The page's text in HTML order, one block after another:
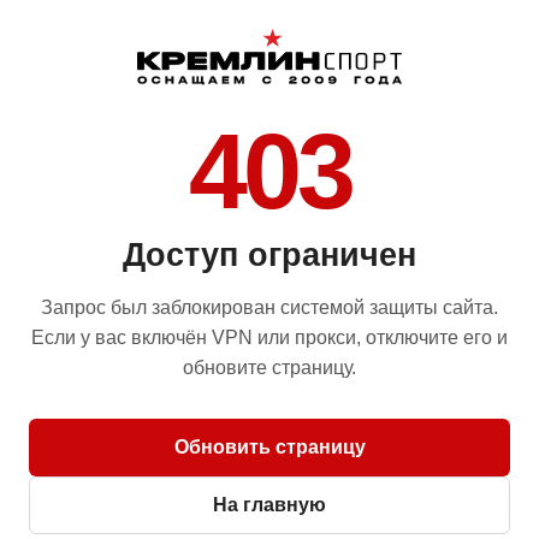
403
Доступ ограничен
Запрос был заблокирован системой защиты сайта.
Если у вас включён VPN или прокси, отключите его и
обновите страницу.
Обновить страницу
На главную